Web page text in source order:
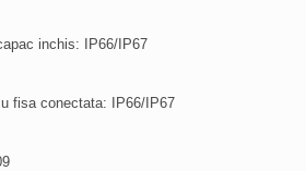
inchis: IP66/IP67
fisa conectata: IP66/IP67